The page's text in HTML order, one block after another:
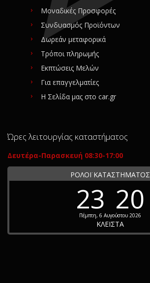
Μοναδικές Προσφορές
Συνδυασμός Προϊόντων
Δωρεάν μεταφορικά
Τρόποι πληρωμής
Εκπτώσεις Μελών
Για επαγγελματίες
Η Σελίδα μας στο car.gr
Ώρες λειτουργίας καταστήματος
Δευτέρα-Παρασκευή 08:30-17:00
ΡΟΛΟΪ ΚΑΤΑΣΤΗΜΑΤΟΣ
23 20
Πέμπτη, 6 Αυγούστου 2026
ΚΛΕΙΣΤΑ